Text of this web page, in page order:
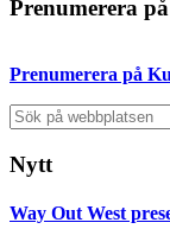
Primärt
Prenumerera
Prenumerera på
Sök
på
webbplatsen
Nytt
Way Out West